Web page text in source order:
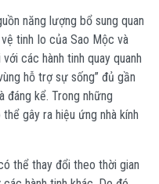
năng lượng bổ sung quan
tinh Io của Sao Mộc và
các hành tinh quay quanh
hỗ trợ sự sống” đủ gần
đáng kể. Trong những
gây ra hiệu ứng nhà kính
thể thay đổi theo thời gian